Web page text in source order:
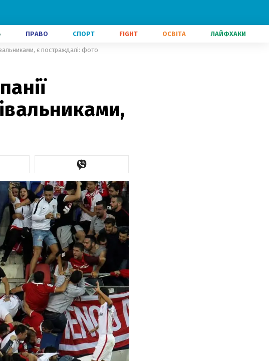
ПРАВО СПОРТ FIGHT ОСВІТА ЛАЙФХАКИ
є постраждалі: фото